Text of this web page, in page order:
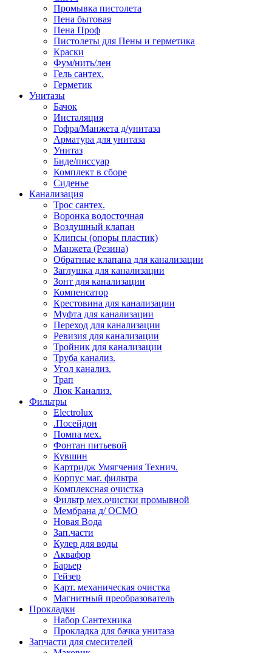
Промывка пистолета
Пена бытовая
Пена Проф
Пистолеты для Пены и герметика
Краски
Фум/нить/лен
Гель сантех.
Герметик
Унитазы
Бачок
Инсталяция
Гофра/Манжета д/унитаза
Арматура для унитаза
Унитаз
Биде/писсуар
Комплект в сборе
Сиденье
Канализация
Трос сантех.
Воронка водосточная
Воздушный клапан
Клипсы (опоры пластик)
Манжета (Резина)
Обратные клапана для канализации
Заглушка для канализации
Зонт для канализации
Компенсатор
Крестовина для канализации
Муфта для канализации
Переход для канализации
Ревизия для канализации
Тройник для канализации
Труба канализ.
Угол канализ.
Трап
Люк Канализ.
Фильтры
Electrolux
.Посейдон
Помпа мех.
Фонтан питьевой
Кувшин
Картридж Умягчения Технич.
Корпус маг. фильтра
Комплексная очистка
Фильтр мех.очистки промывной
Мембрана д/ ОСМО
Новая Вода
Зап.части
Кулер для воды
Аквафор
Барьер
Гейзер
Карт. механическая очистка
Магнитный преобразователь
Прокладки
Набор Сантехника
Прокладка для бачка унитаза
Запчасти для смесителей